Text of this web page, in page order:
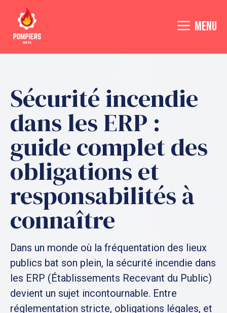
contenu
MENU
Sécurité incendie
dans les ERP :
guide complet des
obligations et
responsabilités à
connaître
Dans un monde où la fréquentation des lieux
publics bat son plein, la sécurité incendie dans
les ERP (Établissements Recevant du Public)
devient un sujet incontournable. Entre
réglementation stricte, obligations légales, et